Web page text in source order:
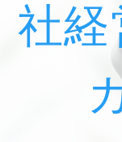
社経